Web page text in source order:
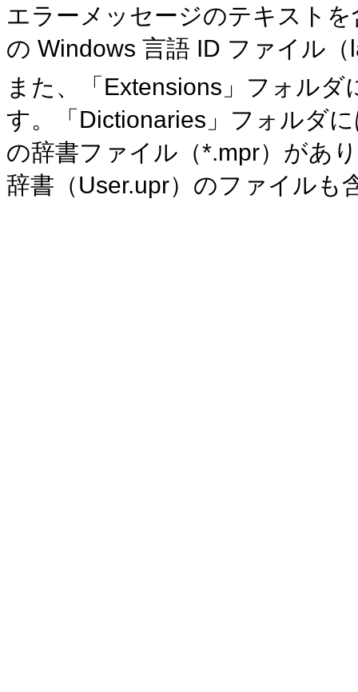
エラーメッセージのテキスト
の Windows 言語 ID ファイル
また、「Extensions」フォル
す。「Dictionaries」フォルダ
の辞書ファイル（*.mpr）があ
辞書（User.upr）のファイルも